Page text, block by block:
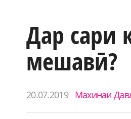
Дар сари
мешавӣ?
20.07.2019 Махинаи